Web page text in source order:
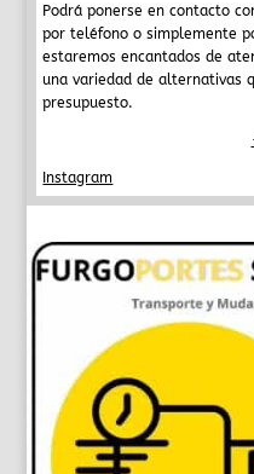
Podrá ponerse en contacto
por teléfono o simplemente
estaremos encantados de
una variedad de alternativas
presupuesto.
Instagram